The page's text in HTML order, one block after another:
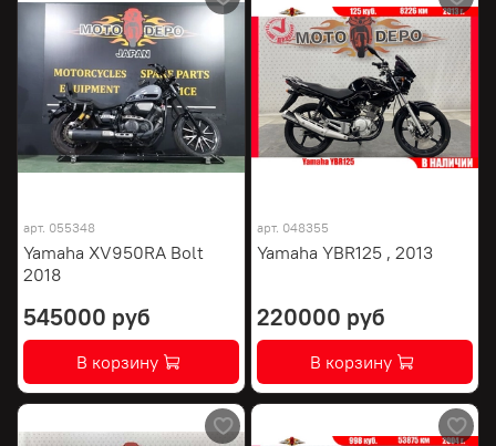
арт. 055348
Yamaha XV950RA Bolt
2018
545000 руб
В корзину
арт. 048355
Yamaha YBR125 , 2013
220000 руб
В корзину